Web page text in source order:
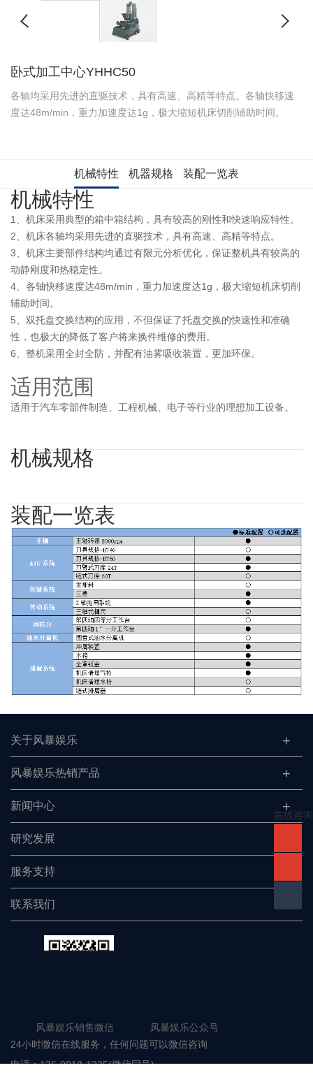
卧式加工中心YHHC50
各轴均采用先进的直驱技术，具有高速、高精等特点。各轴快移速
度达48m/min，重力加速度达1g，极大缩短机床切削辅助时间。
机械特性 机器规格 装配一览表
机械特性
1、机床采用典型的箱中箱结构，具有较高的刚性和快速响应特性。
2、机床各轴均采用先进的直驱技术，具有高速、高精等特点。
3、机床主要部件结构均通过有限元分析优化，保证整机具有较高的
动静刚度和热稳定性。
4、各轴快移速度达48m/min，重力加速度达1g，极大缩短机床切削
辅助时间。
5、双托盘交换结构的应用，不但保证了托盘交换的快速性和准确
性，也极大的降低了客户将来换件维修的费用。
6、整机采用全封全防，并配有油雾吸收装置，更加环保。
适用范围
适用于汽车零部件制造、工程机械、电子等行业的理想加工设备。
机械规格
装配一览表
关于风暴娱乐
风暴娱乐热销产品
新闻中心
研究发展
服务支持
联系我们
风暴娱乐销售微信 风暴娱乐公众号
24小时微信在线服务，任何问题可以微信咨询
电话：136-0018-1225(微信同号)
在线咨询